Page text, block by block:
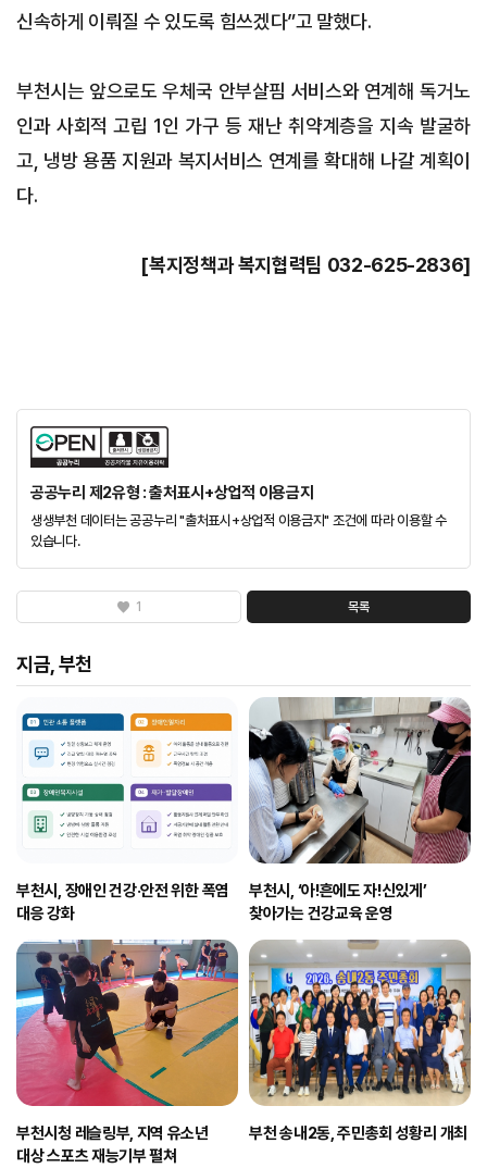
신속하게 이뤄질 수 있도록 힘쓰겠다”고 말했다.
부천시는 앞으로도 우체국 안부살핌 서비스와 연계해 독거노
인과 사회적 고립 1인 가구 등 재난 취약계층을 지속 발굴하
고, 냉방 용품 지원과 복지서비스 연계를 확대해 나갈 계획이
다.
[복지정책과 복지협력팀 032-625-2836]
공공누리 제2유형 : 출처표시+상업적 이용금지
생생부천 데이터는 공공누리 "출처표시+상업적 이용금지" 조건에 따라 이용할 수
있습니다.
1 목록
지금, 부천
부천시, 장애인 건강·안전 위한 폭염
대응 강화
부천시, ‘아!흔에도 자!신있게’
찾아가는 건강교육 운영
부천시청 레슬링부, 지역 유소년
대상 스포츠 재능기부 펼쳐
부천 송내2동, 주민총회 성황리 개최